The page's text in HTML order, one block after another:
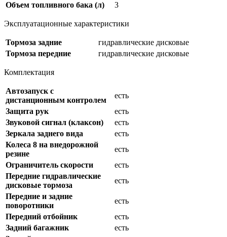
Объем топливного бака (л)
3
Эксплуатационные характеристики
Тормоза задние
гидравлические дисковые
Тормоза передние
гидравлические дисковые
Комплектация
Автозапуск с
дистанционным контролем
есть
Защита рук
есть
Звуковой сигнал (клаксон)
есть
Зеркала заднего вида
есть
Колеса 8 на внедорожной
резине
есть
Ограничитель скорости
есть
Передние гидравлические
дисковые тормоза
есть
Передние и задние
поворотники
есть
Передний отбойник
есть
Задний багажник
есть